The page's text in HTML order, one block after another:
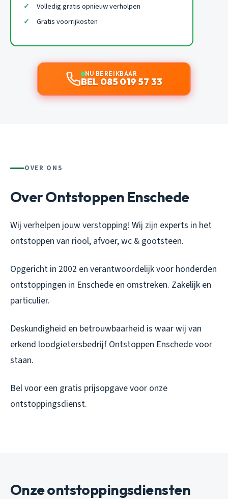
Volledig gratis opnieuw verholpen
Gratis voorrijkosten
NU BEREIKBAAR
BEL 085 019 57 33
OVER ONS
Over Ontstoppen Enschede
Wij verhelpen jouw verstopping! Wij zijn experts in het
ontstoppen van riool, afvoer, wc & gootsteen.
Opgericht in 2002 en verantwoordelijk voor honderden
ontstoppingen in Enschede en omstreken. Zakelijk en
particulier.
Deskundigheid en betrouwbaarheid is waar wij van
erkend loodgietersbedrijf Ontstoppen Enschede voor
staan.
Bel voor een gratis prijsopgave voor onze
ontstoppingsdienst.
Onze ontstoppingsdiensten